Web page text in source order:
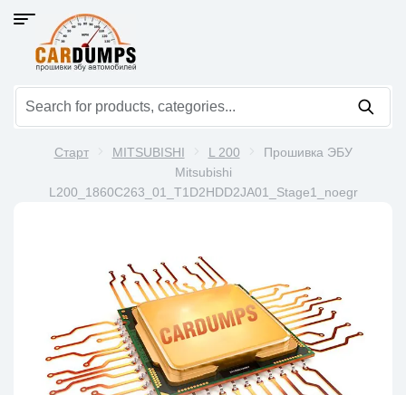
Старт MITSUBISHI L 200
Прошивка ЭБУ
Mitsubishi
L200_1860C263_01_T1D2HDD2JA01_Stage1_noegr